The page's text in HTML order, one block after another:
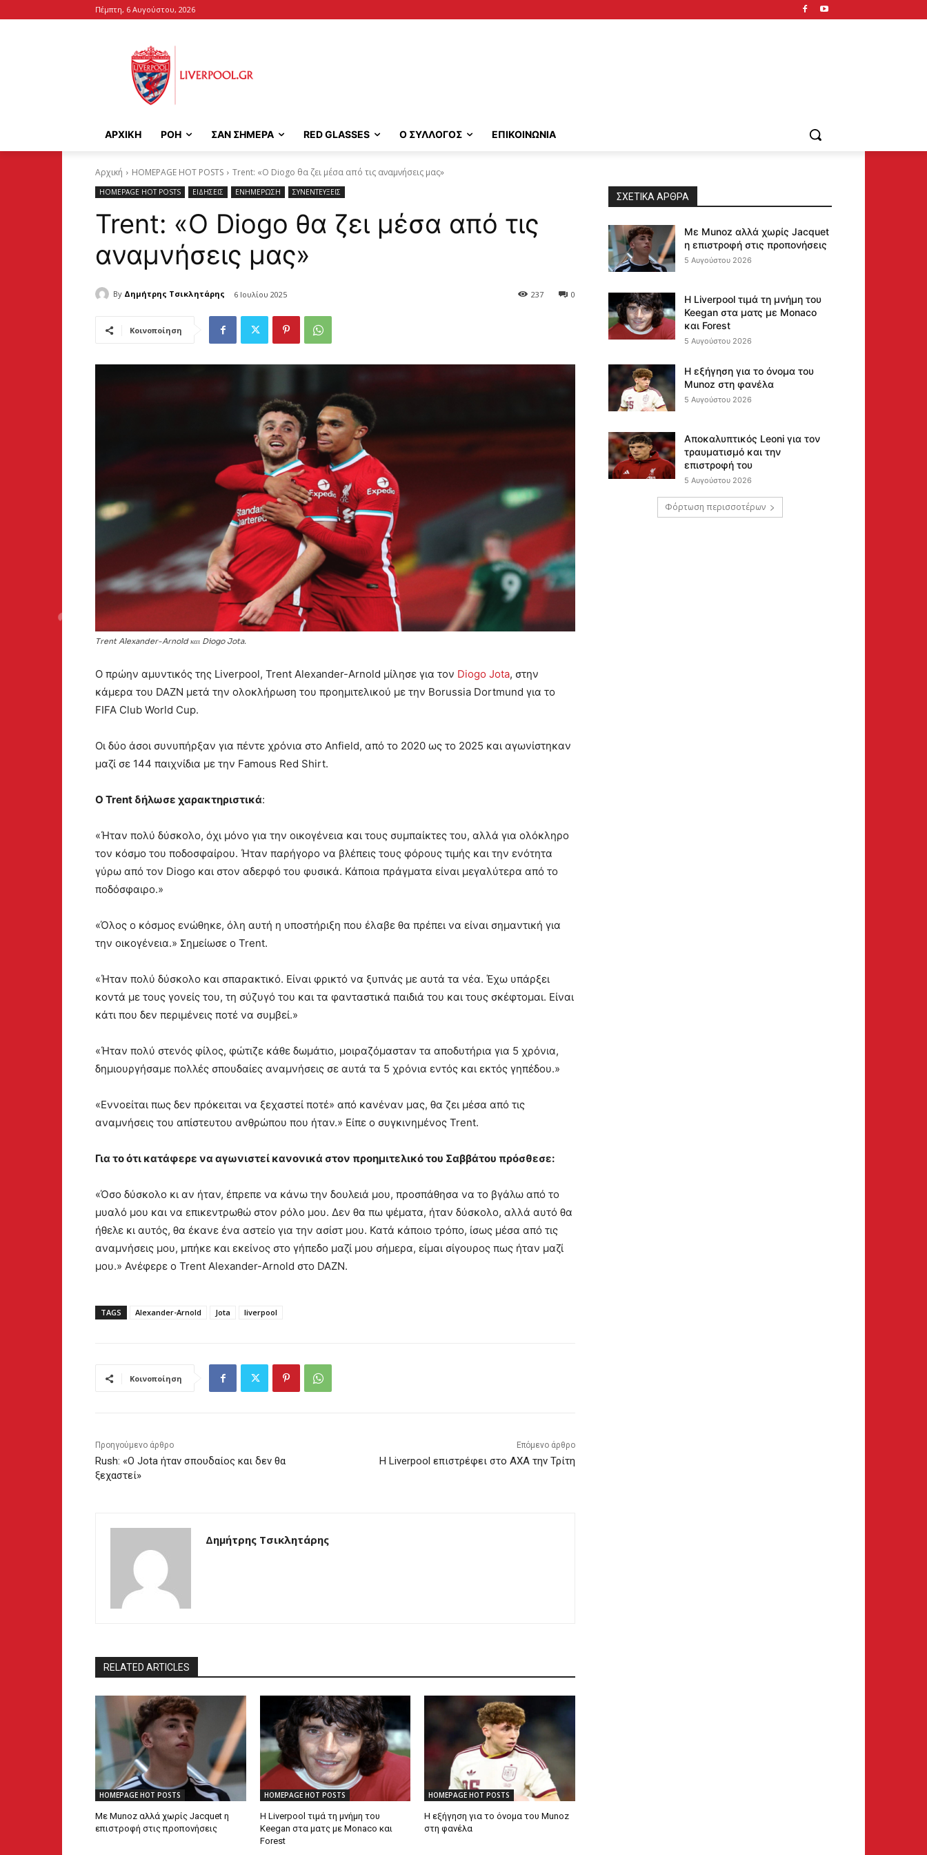
Πέμπτη, 6 Αυγούστου, 2026
ΑΡΧΙΚΉ ΡΟΗ ΣΑΝ ΣΗΜΕΡΑ RED GLASSES Ο ΣΥΛΛΟΓΟΣ ΕΠΙΚΟΙΝΩΝΙΑ
Αρχική HOMEPAGE HOT POSTS Trent: «Ο Diogo θα ζει μέσα από τις αναμνήσεις μας»
HOMEPAGE HOT POSTS ΕΙΔΗΣΕΙΣ ΕΝΗΜΕΡΩΣΗ ΣΥΝΕΝΤΕΥΞΕΙΣ
Trent: «Ο Diogo θα ζει μέσα από τις
αναμνήσεις μας»
By Δημήτρης Τσικλητάρης 6 Ιουλίου 2025 0
237
Κοινοποίηση
Trent Alexander-Arnold και Diogo Jota.
Ο πρώην αμυντικός της Liverpool, Trent Alexander-Arnold μίλησε για τον Diogo Jota, στην
κάμερα του DAZN μετά την ολοκλήρωση του προημιτελικού με την Borussia Dortmund για το
FIFA Club World Cup.
Οι δύο άσοι συνυπήρξαν για πέντε χρόνια στο Anfield, από το 2020 ως το 2025 και αγωνίστηκαν
μαζί σε 144 παιχνίδια με την Famous Red Shirt.
Ο Trent δήλωσε χαρακτηριστικά:
«Ήταν πολύ δύσκολο, όχι μόνο για την οικογένεια και τους συμπαίκτες του, αλλά για ολόκληρο
τον κόσμο του ποδοσφαίρου. Ήταν παρήγορο να βλέπεις τους φόρους τιμής και την ενότητα
γύρω από τον Diogo και στον αδερφό του φυσικά. Κάποια πράγματα είναι μεγαλύτερα από το
ποδόσφαιρο.»
«Όλος ο κόσμος ενώθηκε, όλη αυτή η υποστήριξη που έλαβε θα πρέπει να είναι σημαντική για
την οικογένεια.» Σημείωσε ο Trent.
«Ήταν πολύ δύσκολο και σπαρακτικό. Είναι φρικτό να ξυπνάς με αυτά τα νέα. Έχω υπάρξει
κοντά με τους γονείς του, τη σύζυγό του και τα φανταστικά παιδιά του και τους σκέφτομαι. Είναι
κάτι που δεν περιμένεις ποτέ να συμβεί.»
«Ήταν πολύ στενός φίλος, φώτιζε κάθε δωμάτιο, μοιραζόμασταν τα αποδυτήρια για 5 χρόνια,
δημιουργήσαμε πολλές σπουδαίες αναμνήσεις σε αυτά τα 5 χρόνια εντός και εκτός γηπέδου.»
«Εννοείται πως δεν πρόκειται να ξεχαστεί ποτέ» από κανέναν μας, θα ζει μέσα από τις
αναμνήσεις του απίστευτου ανθρώπου που ήταν.» Είπε ο συγκινημένος Trent.
Για το ότι κατάφερε να αγωνιστεί κανονικά στον προημιτελικό του Σαββάτου πρόσθεσε:
«Όσο δύσκολο κι αν ήταν, έπρεπε να κάνω την δουλειά μου, προσπάθησα να το βγάλω από το
μυαλό μου και να επικεντρωθώ στον ρόλο μου. Δεν θα πω ψέματα, ήταν δύσκολο, αλλά αυτό θα
ήθελε κι αυτός, θα έκανε ένα αστείο για την ασίστ μου. Κατά κάποιο τρόπο, ίσως μέσα από τις
αναμνήσεις μου, μπήκε και εκείνος στο γήπεδο μαζί μου σήμερα, είμαι σίγουρος πως ήταν μαζί
μου.» Ανέφερε ο Trent Alexander-Arnold στο DAZN.
TAGS Alexander-Arnold Jota liverpool
Κοινοποίηση
Προηγούμενο άρθρο
Rush: «Ο Jota ήταν σπουδαίος και δεν θα
ξεχαστεί»
Επόμενο άρθρο
Η Liverpool επιστρέφει στο AXA την Τρίτη
Δημήτρης Τσικλητάρης
RELATED ARTICLES
HOMEPAGE HOT POSTS
Με Munoz αλλά χωρίς Jacquet η
επιστροφή στις προπονήσεις
HOMEPAGE HOT POSTS
Η Liverpool τιμά τη μνήμη του
Keegan στα ματς με Monaco και
Forest
HOMEPAGE HOT POSTS
Η εξήγηση για το όνομα του Munoz
στη φανέλα
ΣΧΕΤΙΚΆ ΆΡΘΡΑ
Με Munoz αλλά χωρίς Jacquet
η επιστροφή στις προπονήσεις
5 Αυγούστου 2026
Η Liverpool τιμά τη μνήμη του
Keegan στα ματς με Monaco
και Forest
5 Αυγούστου 2026
Η εξήγηση για το όνομα του
Munoz στη φανέλα
5 Αυγούστου 2026
Αποκαλυπτικός Leoni για τον
τραυματισμό και την
επιστροφή του
5 Αυγούστου 2026
Φόρτωση περισσοτέρων